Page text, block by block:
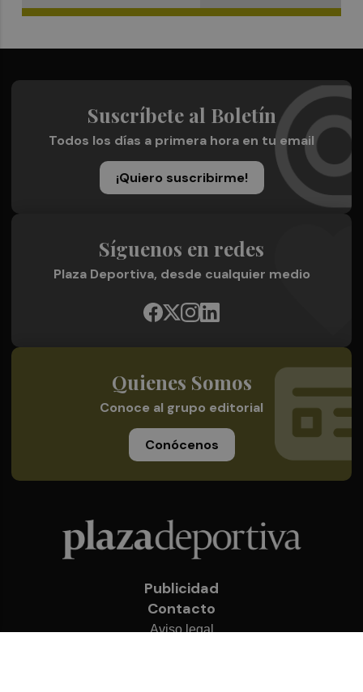
Suscríbete al Boletín
Todos los días a primera hora en tu email
¡Quiero suscribirme!
Síguenos en redes
Plaza Deportiva, desde cualquier medio
Quienes Somos
Conoce al grupo editorial
Conócenos
Publicidad
Contacto
Aviso legal